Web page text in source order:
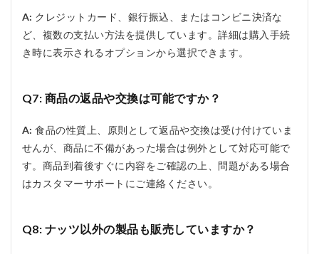
A: クレジットカード、銀行振込、またはコンビニ決済な
ど、複数の支払い方法を提供しています。詳細は購入手続
き時に表示されるオプションから選択できます。
Q7: 商品の返品や交換は可能ですか？
A: 食品の性質上、原則として返品や交換は受け付けていま
せんが、商品に不備があった場合は例外として対応可能で
す。商品到着後すぐに内容をご確認の上、問題がある場合
はカスタマーサポートにご連絡ください。
Q8: ナッツ以外の製品も販売していますか？